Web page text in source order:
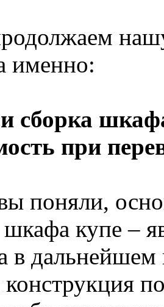
именно:
сборка
при
поняли,
купе –
в